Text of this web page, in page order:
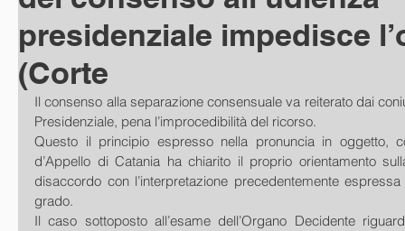
presidenziale impedisce
(Corte
Il consenso alla separazione consensuale va reiterato dai
Presidenziale, pena l’improcedibilità del ricorso.
Questo il principio espresso nella pronuncia in oggetto,
d’Appello di Catania ha chiarito il proprio orientamento
disaccordo con l’interpretazione precedentemente
grado.
Il caso sottoposto all’esame dell’Organo Decidente